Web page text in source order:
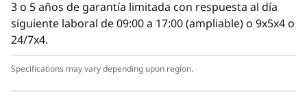
performance/high-capacity SSDs for read-
intensive workloads. The D1224 supports
RAID-0, 1, 10, 5, 50, 6, and 60, using a variety of
combination of HDDs and SSDs with multiple
3 o 5 años de garantía limitada con respuesta al día
siguiente laboral de 09:00 a 17:00 (ampliable) o 9x5x4 o
24/7x4.
Specifications may vary depending upon region.